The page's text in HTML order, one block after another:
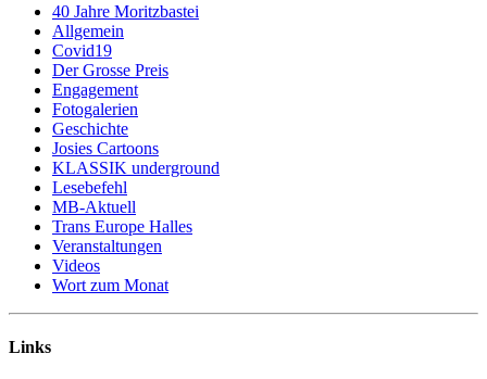
40 Jahre Moritzbastei
Allgemein
Covid19
Der Grosse Preis
Engagement
Fotogalerien
Geschichte
Josies Cartoons
KLASSIK underground
Lesebefehl
MB-Aktuell
Trans Europe Halles
Veranstaltungen
Videos
Wort zum Monat
Links